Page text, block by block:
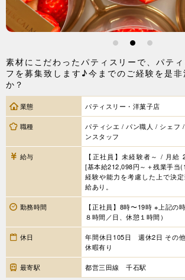
1 2 3
素材にこだわったパティスリーで、パテ
フを募集致します♪今までのご経験を是
か？
業態 パティスリー・洋菓子店
職種
パティシエ / パン職人 / シェフ
ンスタッフ
給与
【正社員】未経験者～ / 月給
[基本給212,098円～＋残業手当
経験や能力を考慮した上で決
給あり。
勤務時間
【正社員】8時〜19時 ※上記の
８時間／日、休憩１時間）
休日
年間休日105日 週休2日 その
休暇有り
最寄駅 都営三田線 千石駅